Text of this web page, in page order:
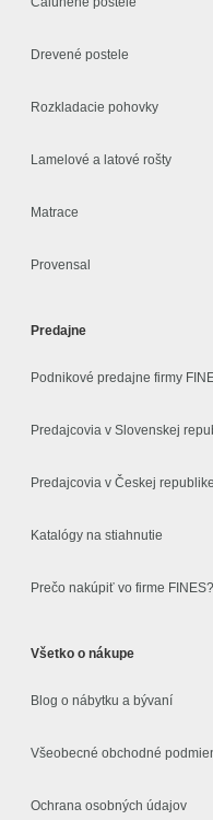
Drevené postele
Rozkladacie pohovky
Lamelové a latové rošty
Matrace
Provensal
Predajne
Podnikové predajne firmy
Predajcovia v Slovenskej
Predajcovia v Českej republike
Katalógy na stiahnutie
Prečo nakúpiť vo firme FINES?
Všetko o nákupe
Blog o nábytku a bývaní
Všeobecné obchodné
Ochrana osobných údajov